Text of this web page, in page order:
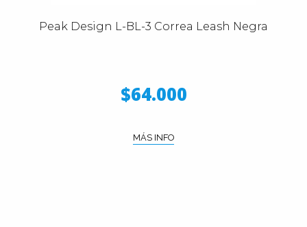
Peak Design L-BL-3 Correa Leash Negra
$64.000
MÁS INFO